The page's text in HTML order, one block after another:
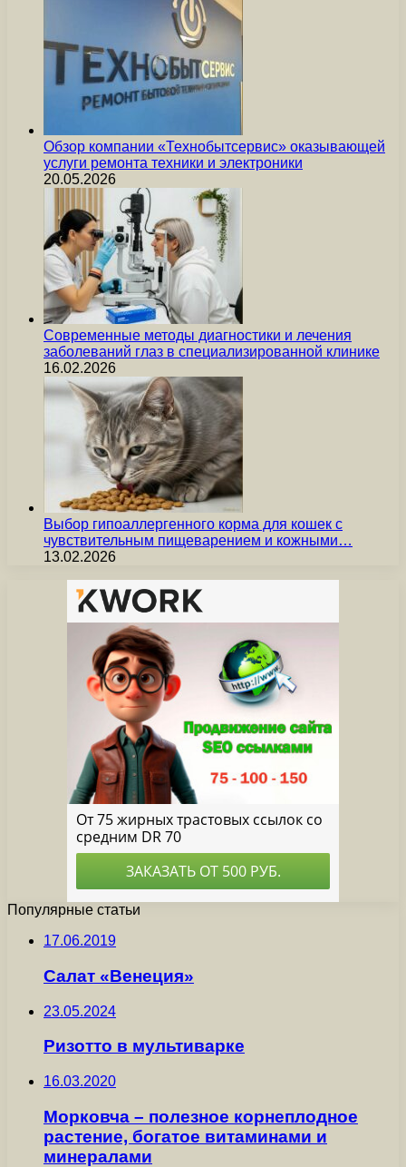
Обзор компании «Технобытсервис» оказывающей
услуги ремонта техники и электроники
20.05.2026
Современные методы диагностики и лечения
заболеваний глаз в специализированной клинике
16.02.2026
Выбор гипоаллергенного корма для кошек с
чувствительным пищеварением и кожными…
13.02.2026
Популярные статьи
17.06.2019
Салат «Венеция»
23.05.2024
Ризотто в мультиварке
16.03.2020
Морковча – полезное корнеплодное
растение, богатое витаминами и
минералами